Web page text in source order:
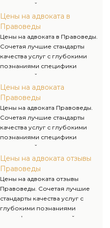
украинской экономики, а еще
гибкий подход и точное
понимание потребностей
клиента мы защищаем их права
и интересы, чем гарантируем
их деловой успех.
Цены на адвоката в
Правоведы
Цены на адвоката в Правоведы.
Сочетая лучшие стандарты
качества услуг с глубокими
познаниями специфики
украинской экономики, а еще
гибкий подход и точное
понимание потребностей
клиента мы защищаем их права
и интересы, чем гарантируем
их деловой успех.
Цены на адвоката
Правоведы
Цены на адвоката Правоведы.
Сочетая лучшие стандарты
качества услуг с глубокими
познаниями специфики
украинской экономики, а еще
гибкий подход и точное
понимание потребностей
клиента мы защищаем их права
и интересы, чем гарантируем
их деловой успех.
Цены на адвоката отзывы
Правоведы
Цены на адвоката отзывы
Правоведы. Сочетая лучшие
стандарты качества услуг с
глубокими познаниями
специфики украинской